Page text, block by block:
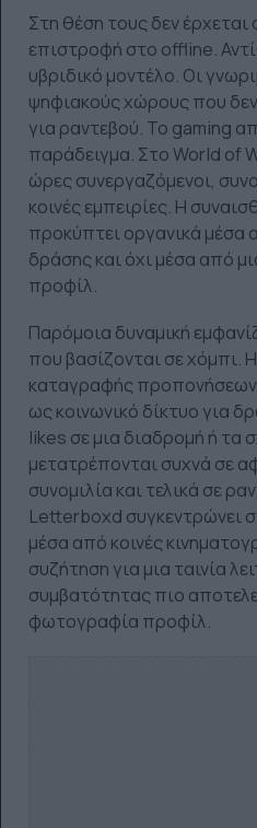
Στη θέση τους δεν
επιστροφή στο offline.
υβριδικό μοντέλο. Οι
ψηφιακούς χώρους που
για ραντεβού. Το gaming
παράδειγμα. Στο World of
ώρες συνεργαζόμενοι,
κοινές εμπειρίες. Η
προκύπτει οργανικά μέσα
δράσης και όχι μέσα από
προφίλ.
Παρόμοια δυναμική
που βασίζονται σε χόμπι.
καταγραφής προπονήσεων,
ως κοινωνικό δίκτυο για
likes σε μια διαδρομή ή τα
μετατρέπονται συχνά σε
συνομιλία και τελικά σε
Letterboxd συγκεντρώνει
μέσα από κοινές
συζήτηση για μια ταινία
συμβατότητας πιο
φωτογραφία προφίλ.